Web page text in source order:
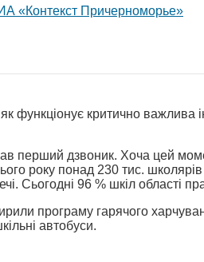
критично важлива
перший дзвоник. Хоча цей
року понад 230 тис.
Сьогодні 96 % шкіл області
програму гарячого
автобуси.